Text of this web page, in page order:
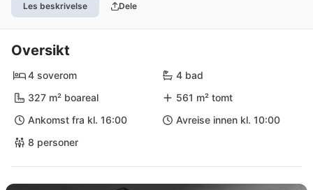
Les beskrivelse Dele
Oversikt
4 soverom
4 bad
327 m² boareal
561 m² tomt
Ankomst fra kl. 16:00
Avreise innen kl. 10:00
8 personer